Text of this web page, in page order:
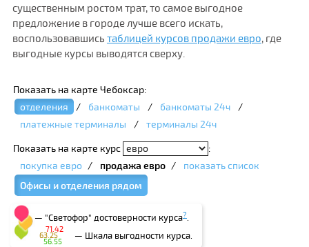
существенным ростом трат, то самое выгодное
предложение в городе лучше всего искать,
воспользовавшись таблицей курсов продажи евро, где
выгодные курсы выводятся сверху.
Показать на карте Чебоксар:
отделения
/ банкоматы / банкоматы 24ч
/
платежные терминалы
/ терминалы 24ч
Показать на карте курс
:
покупка евро / продажа евро /
показать список
Офисы и отделения рядом
— "Светофор" достоверности курса?.
— Шкала выгодности курса.
56.55
63.25
71.42